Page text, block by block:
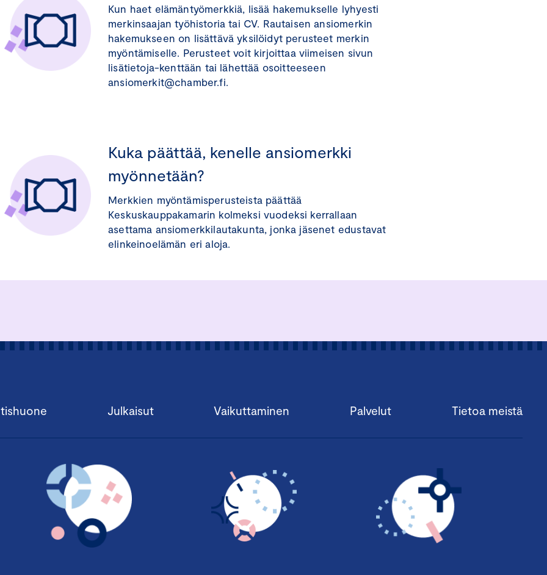
Kun haet elämäntyömerkkiä, lisää hakemukselle lyhyesti
merkinsaajan työhistoria tai CV. Rautaisen ansiomerkin
hakemukseen on lisättävä yksilöidyt perusteet merkin
myöntämiselle. Perusteet voit kirjoittaa viimeisen sivun
lisätietoja-kenttään tai lähettää osoitteeseen
ansiomerkit@chamber.fi.
Kuka päättää, kenelle ansiomerkki
myönnetään?
Merkkien myöntämisperusteista päättää
Keskuskauppakamarin kolmeksi vuodeksi kerrallaan
asettama ansiomerkkilautakunta, jonka jäsenet edustavat
elinkeinoelämän eri aloja.
Julkaisut Vaikuttaminen Palvelut Tietoa meistä